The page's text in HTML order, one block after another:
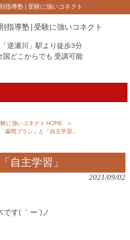
指導塾 | 受験に強いコネクト
逆瀬川」駅より徒歩3分
国どこからでも 受講可能
に強いコネクト HOME
>
「歯間ブラシ」と「自主学習」
自主学習」
2021/09/02
す( ｀ー´)ノ